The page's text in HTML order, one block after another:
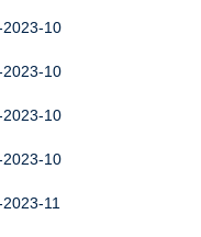
2023-10
2023-10
2023-10
2023-10
11